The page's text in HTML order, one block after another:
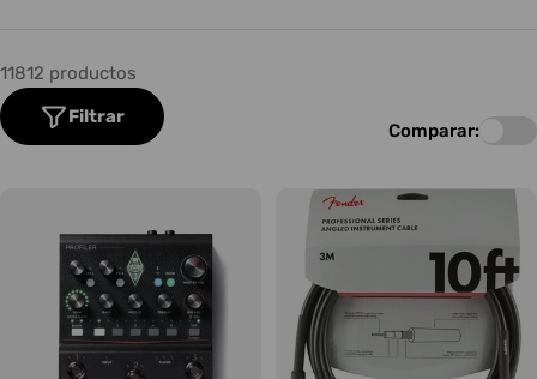
11812 productos
Filtrar
Comparar: